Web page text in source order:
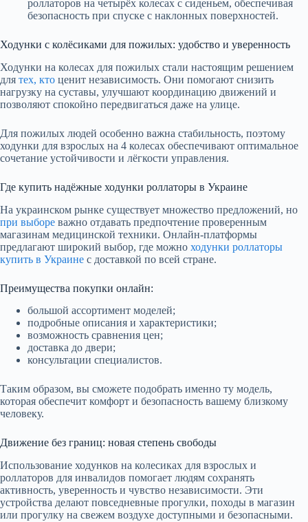
роллаторов на четырёх колесах с сиденьем, обеспечивая
безопасность при спуске с наклонных поверхностей.
Ходунки с колёсиками для пожилых: удобство и уверенность
Ходунки на колесах для пожилых стали настоящим решением
для тех, кто ценит независимость. Они помогают снизить
нагрузку на суставы, улучшают координацию движений и
позволяют спокойно передвигаться даже на улице.
Для пожилых людей особенно важна стабильность, поэтому
ходунки для взрослых на 4 колесах обеспечивают оптимальное
сочетание устойчивости и лёгкости управления.
Где купить надёжные ходунки роллаторы в Украине
На украинском рынке существует множество предложений, но
при выборе важно отдавать предпочтение проверенным
магазинам медицинской техники. Онлайн-платформы
предлагают широкий выбор, где можно ходунки роллаторы
купить в Украине с доставкой по всей стране.
Преимущества покупки онлайн:
большой ассортимент моделей;
подробные описания и характеристики;
возможность сравнения цен;
доставка до двери;
консультации специалистов.
Таким образом, вы сможете подобрать именно ту модель,
которая обеспечит комфорт и безопасность вашему близкому
человеку.
Движение без границ: новая степень свободы
Использование ходунков на колесиках для взрослых и
роллаторов для инвалидов помогает людям сохранять
активность, уверенность и чувство независимости. Эти
устройства делают повседневные прогулки, походы в магазин
или прогулку на свежем воздухе доступными и безопасными.